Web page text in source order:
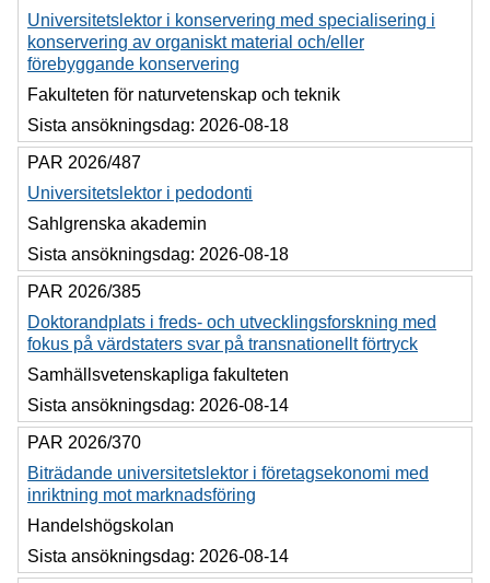
Universitetslektor i konservering med specialisering i
konservering av organiskt material och/eller
förebyggande konservering
Fakulteten för naturvetenskap och teknik
Sista ansökningsdag: 2026-08-18
PAR 2026/487
Universitetslektor i pedodonti
Sahlgrenska akademin
Sista ansökningsdag: 2026-08-18
PAR 2026/385
Doktorandplats i freds- och utvecklingsforskning med
fokus på värdstaters svar på transnationellt förtryck
Samhällsvetenskapliga fakulteten
Sista ansökningsdag: 2026-08-14
PAR 2026/370
Biträdande universitetslektor i företagsekonomi med
inriktning mot marknadsföring
Handelshögskolan
Sista ansökningsdag: 2026-08-14